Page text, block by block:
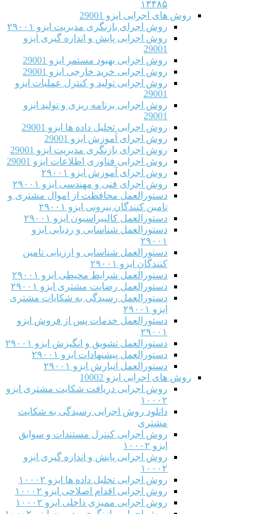
۱۳۴۸۵
روش های اجرایی ایزو 29001
روش اجرای بازنگری مدیریت ایزو ۲۹۰۰۱
روش اجرایی پایش و اندازه گیری ایزو
29001
روش اجرایی بهبود مستمر ایزو 29001
روش اجرایی خرید خارجی ایزو 29001
روش اجرایی تولید و کنترل عملیات ایزو
29001
روش اجرایی برنامه ریزی و تولید ایزو
29001
روش اجرایی تحلیل داده ها ایزو 29001
روش اجرای آموزش ایزو 29001
روش اجرای بازنگری مدیریت ایزو 29001
روش اجرایی فناوری اطلاعات ایزو 29001
روش اجرای آموزش ایزو ۲۹۰۰۱
روش اجرای فنی و مهندسی ایزو ۲۹۰۰۱
دستورالعمل محافظت از اموال مشتری و
تامین کنندگان بیرونی ایزو ۲۹۰۰۱
دستورالعمل کالیبراسیون ایزو ۲۹۰۰۱
دستورالعمل شناسایی و ردیابی ایزو
۲۹۰۰۱
دستورالعمل شناسایی و ارزیابی تامین
کنندگان ایزو ۲۹۰۰۱
دستورالعمل شرایط محیطی ایزو ۲۹۰۰۱
دستورالعمل رضایت مشتری ایزو ۲۹۰۰۱
دستورالعمل رسیدگی به شکایات مشتری
ایزو ۲۹۰۰۱
دستورالعمل خدمات پس از فروش ایزو
۲۹۰۰۱
دستورالعمل تشویق و انگیزش ایزو ۲۹۰۰۱
دستورالعمل پیشنهادات ایزو ۲۹۰۰۱
دستورالعمل انبارش ایزو ۲۹۰۰۱
روش های اجرایی ایزو 10002
روش اجرایی دریافت شکایت مشتری ایزو
۱۰۰۰۲
دانلود روش اجرایی رسیدگی به شکایت
مشتری
روش اجرایی کنترل مستندات و سوابق
ایزو ۱۰۰۰۲
روش اجرایی پایش و اندازه گیری ایزو
۱۰۰۰۲
روش اجرایی تحلیل داده ها ایزو ۱۰۰۰۲
روش اجرایی اقدام اصلاحی ایزو ۱۰۰۰۲
روش اجرایی ممیزی داخلی ایزو ۱۰۰۰۲